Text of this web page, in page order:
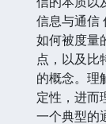
信息与通信
如何被度量
点，以及
的概念。理
定性，进而
一个典型的